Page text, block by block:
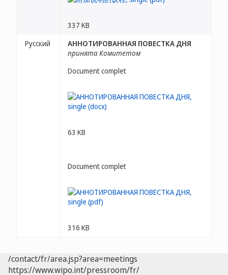
337 KB
Русский
АННОТИРОВАННАЯ ПОВЕСТКА ДНЯ
принята Комитетом
Document complet
63 KB
Document complet
316 KB
/contact/fr/area.jsp?area=meetings
https://www.wipo.int/pressroom/fr/